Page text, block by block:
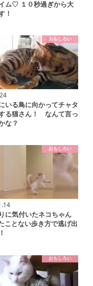
ム♡ １０秒過ぎから大
！
おもしろい
いる鳥に向かってチャタ
る猫さん！ なんて言っ
な？
おもしろい
に気付いたネコちゃん
ことない歩き方で逃げ出
おもしろい